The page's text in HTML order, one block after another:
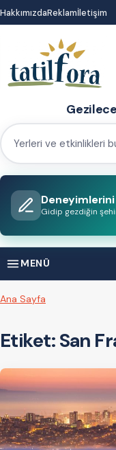
İçeriğe
atla
HakkımızdaReklamİletişim
Yerleri
etkinlikleri
bulun Deneyimlerini
Gidip gezdiğin
MENÜ
Ana Sayfa
Etiket:San